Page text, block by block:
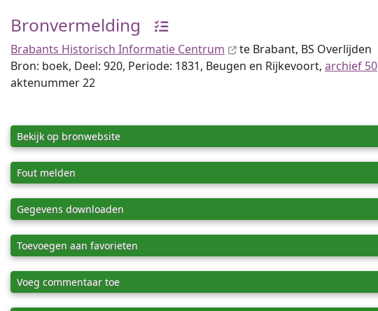
Bronvermelding
Brabants Historisch Informatie Centrum
te Brabant, BS Overlijden
Bron: boek, Deel: 920, Periode: 1831, Beugen en Rijkevoort, archief 50
aktenummer 22
Bekijk op bronwebsite
Fout melden
Gegevens downloaden
Toevoegen aan favorieten
Voeg commentaar toe